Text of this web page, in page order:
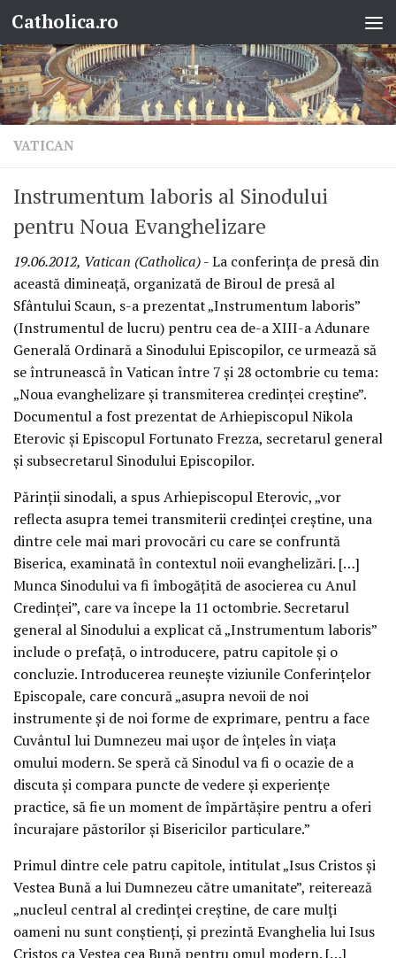
Skip to content
Catholica.ro
VATICAN
Instrumentum laboris al Sinodului
pentru Noua Evanghelizare
19.06.2012, Vatican (Catholica)- La conferinţa de presă din
această dimineaţă, organizată de Biroul de presă al
Sfântului Scaun, s-a prezentat „Instrumentum laboris”
(Instrumentul de lucru) pentru cea de-a XIII-a Adunare
Generală Ordinară a Sinodului Episcopilor, ce urmează să
se întrunească în Vatican între 7 şi 28 octombrie cu tema:
„Noua evanghelizare şi transmiterea credinţei creştine”.
Documentul a fost prezentat de Arhiepiscopul Nikola
Eterovic şi Episcopul Fortunato Frezza, secretarul general
şi subsecretarul Sinodului Episcopilor.
Părinţii sinodali, a spus Arhiepiscopul Eterovic, „vor
reflecta asupra temei transmiterii credinţei creştine, una
dintre cele mai mari provocări cu care se confruntă
Biserica, examinată în contextul noii evanghelizări. […]
Munca Sinodului va fi îmbogăţită de asocierea cu Anul
Credinţei”, care va începe la 11 octombrie. Secretarul
general al Sinodului a explicat că „Instrumentum laboris”
include o prefaţă, o introducere, patru capitole şi o
concluzie. Introducerea reuneşte viziunile Conferinţelor
Episcopale, care concură „asupra nevoii de noi
instrumente şi de noi forme de exprimare, pentru a face
Cuvântul lui Dumnezeu mai uşor de înţeles în viaţa
omului modern. Se speră că Sinodul va fi o ocazie de a
discuta şi compara puncte de vedere şi experienţe
practice, să fie un moment de împărtăşire pentru a oferi
încurajare păstorilor şi Bisericilor particulare.”
Primul dintre cele patru capitole, intitulat „Isus Cristos şi
Vestea Bună a lui Dumnezeu către umanitate”, reiterează
„nucleul central al credinţei creştine, de care mulţi
oameni nu sunt conştienţi, şi prezintă Evanghelia lui Isus
Cristos ca Vestea cea Bună pentru omul modern. […]